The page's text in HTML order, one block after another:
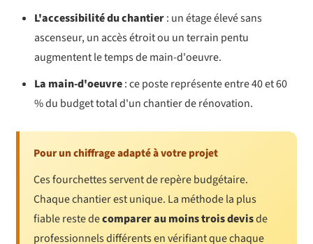
L'accessibilité du chantier: un étage élevé sans
ascenseur, un accès étroit ou un terrain pentu
augmentent le temps de main-d'oeuvre.
La main-d'oeuvre: ce poste représente entre 40 et 60
% du budget total d'un chantier de rénovation.
Pour un chiffrage adapté à votre projet
Ces fourchettes servent de repère budgétaire.
Chaque chantier est unique. La méthode la plus
fiable reste decomparer au moins trois devisde
professionnels différents en vérifiant que chaque